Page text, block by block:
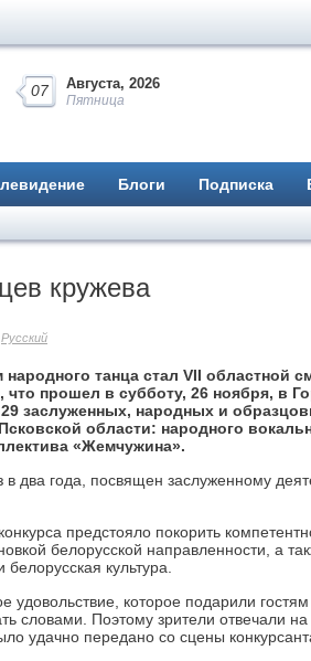
07 Августа, 2026
Пятница
Блоги Подписка
кружева
Русский
танца стал VII областной
что прошел в субботу, 26 ноября,
заслуженных, народных и
области: народного
«Жемчужина».
два года, посвящен заслуженному
предстояло покорить
белорусской направленности, а
культура.
удовольствие, которое подарили
словами. Поэтому зрители отвечали
удачно передано со сцены